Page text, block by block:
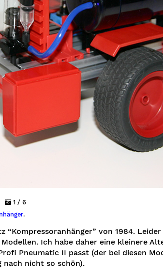
1 / 6
.
“Kompressoranhänger” von 1984.
Ich habe daher eine kleinere
Pneumatic II passt (der bei diesen
nach nicht so schön).